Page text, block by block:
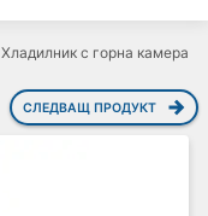
Хладилник с горна камера
СЛЕДВАЩ ПРОДУКТ